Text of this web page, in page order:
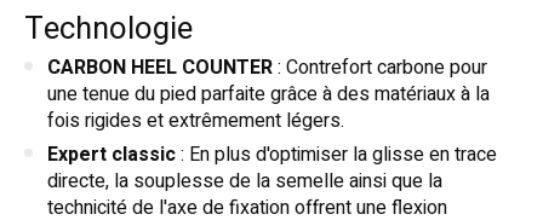
Technologie
CARBON HEEL COUNTER: Contrefort carbone pour
une tenue du pied parfaite grâce à des matériaux à la
fois rigides et extrêmement légers.
Expert classic: En plus d'optimiser la glisse en trace
directe, la souplesse de la semelle ainsi que la
technicité de l'axe de fixation offrent une flexion